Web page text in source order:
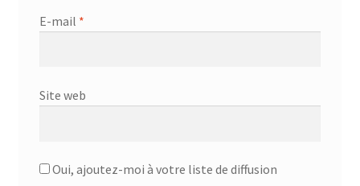
E-mail *
Site web
Oui, ajoutez-moi à votre liste de diffusion